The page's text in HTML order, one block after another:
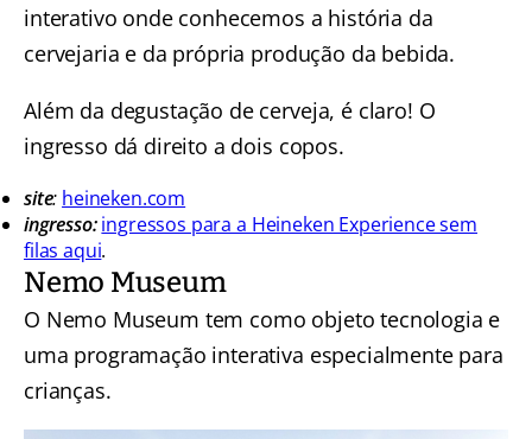
interativo onde conhecemos a história da
cervejaria e da própria produção da bebida.
Além da degustação de cerveja, é claro! O
ingresso dá direito a dois copos.
site: heineken.com
ingresso: ingressos para a Heineken Experience sem
filas aqui.
Nemo Museum
O Nemo Museum tem como objeto tecnologia e
uma programação interativa especialmente para
crianças.